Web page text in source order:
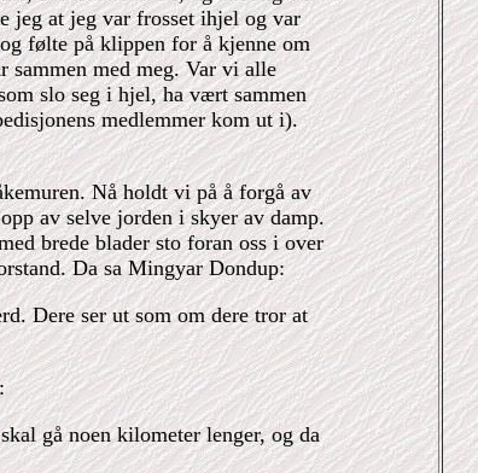
jeg at jeg var frosset ihjel og var
følte på klippen for å kjenne om
sammen med meg. Var vi alle
slo seg i hjel, ha vært sammen
medlemmer kom ut i).
Nå holdt vi på å forgå av
av selve jorden i skyer av damp.
brede blader sto foran oss i over
Da sa Mingyar Dondup:
Dere ser ut som om dere tror at
gå noen kilometer lenger, og da